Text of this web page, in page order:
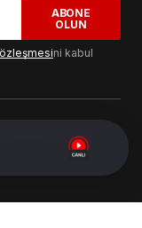
ABONE
OLUN
ni kabul
& Geliştirme :